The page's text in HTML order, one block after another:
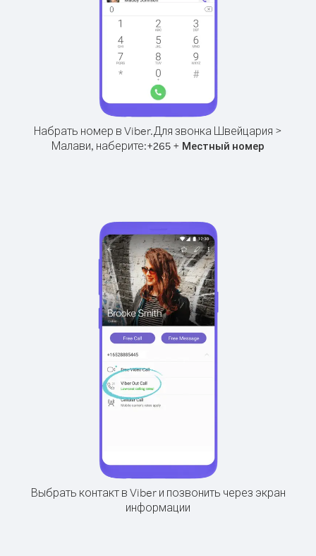
Набрать номер в Viber.Для звонка Швейцария >
Малави, наберите:+265 + Местный номер
Выбрать контакт в Viber и позвонить через экран
информации